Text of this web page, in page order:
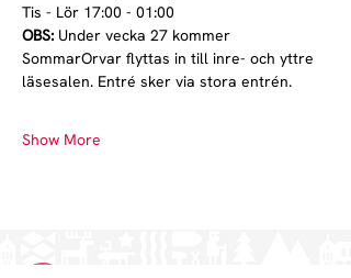
Tis - Lör 17:00 - 01:00
OBS: Under vecka 27 kommer
SommarOrvar flyttas in till inre- och yttre
läsesalen. Entré sker via stora entrén.
Show More